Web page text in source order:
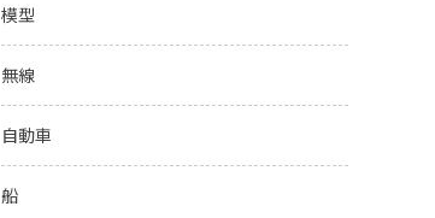
模型
無線
自動車
船